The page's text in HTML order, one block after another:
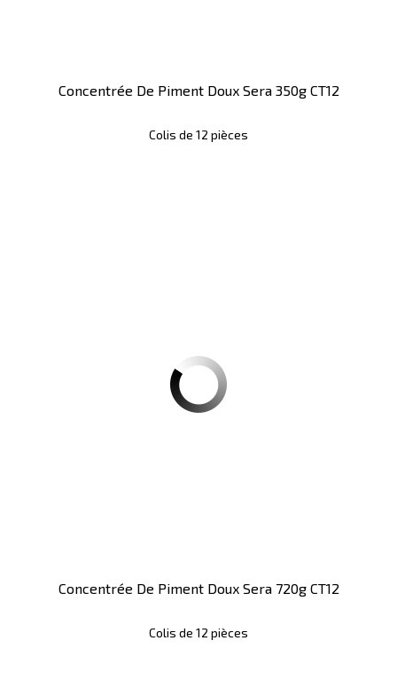
Concentrée De Piment Doux Sera 350g CT12
Colis de 12 pièces
Concentrée De Piment Doux Sera 720g CT12
Colis de 12 pièces